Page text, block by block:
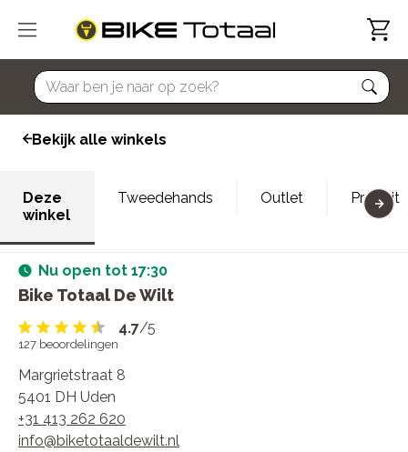
home
Bekijk alle winkels
Deze
winkel
Tweedehands Outlet Proefrit
Nu open tot 17:30
Bike Totaal De Wilt
4.7/5
127 beoordelingen
Margrietstraat 8
5401 DH Uden
+31 413 262 620
info@biketotaaldewilt.nl